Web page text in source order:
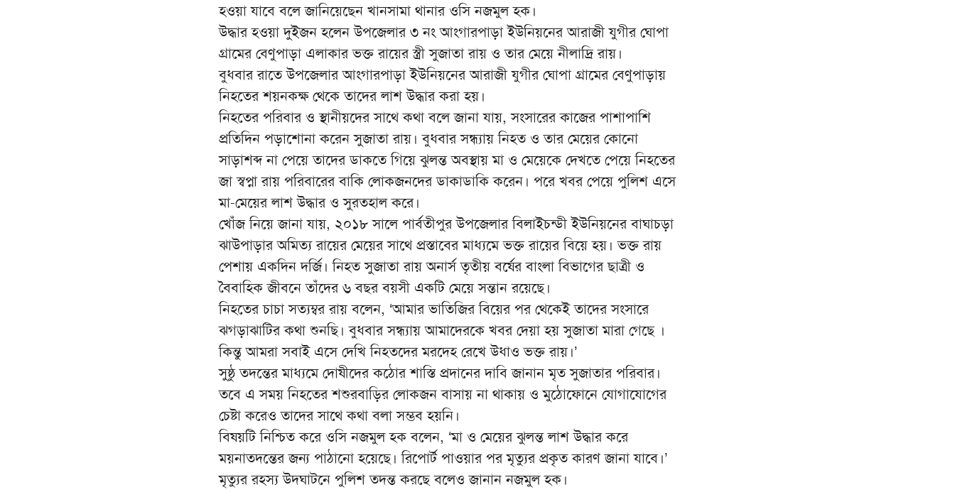
হওয়া যাবে বলে জানিয়েছেন খানসামা থানার ওসি নজমুল হক।
উদ্ধার হওয়া দুইজন হলেন উপজেলার ৩ নং আংগারপাড়া ইউনিয়নের আরাজী যুগীর ঘোপা
গ্রামের বেণুপাড়া এলাকার ভক্ত রায়ের স্ত্রী সুজাতা রায় ও তার মেয়ে নীলাদ্রি রায়।
বুধবার রাতে উপজেলার আংগারপাড়া ইউনিয়নের আরাজী যুগীর ঘোপা গ্রামের বেণুপাড়ায়
নিহতের শয়নকক্ষ থেকে তাদের লাশ উদ্ধার করা হয়।
নিহতের পরিবার ও স্থানীয়দের সাথে কথা বলে জানা যায়, সংসারের কাজের পাশাপাশি
প্রতিদিন পড়াশোনা করেন সুজাতা রায়। বুধবার সন্ধ্যায় নিহত ও তার মেয়ের কোনো
সাড়াশব্দ না পেয়ে তাদের ডাকতে গিয়ে ঝুলন্ত অবস্থায় মা ও মেয়েকে দেখতে পেয়ে নিহতের
জা স্বপ্না রায় পরিবারের বাকি লোকজনদের ডাকাডাকি করেন। পরে খবর পেয়ে পুলিশ এসে
মা-মেয়ের লাশ উদ্ধার ও সুরতহাল করে।
খোঁজ নিয়ে জানা যায়, ২০১৮ সালে পার্বতীপুর উপজেলার বিলাইচন্ডী ইউনিয়নের বাঘাচড়া
ঝাউপাড়ার অমিত্য রায়ের মেয়ের সাথে প্রস্তাবের মাধ্যমে ভক্ত রায়ের বিয়ে হয়। ভক্ত রায়
পেশায় একদিন দর্জি। নিহত সুজাতা রায় অনার্স তৃতীয় বর্ষের বাংলা বিভাগের ছাত্রী ও
বৈবাহিক জীবনে তাঁদের ৬ বছর বয়সী একটি মেয়ে সন্তান রয়েছে।
নিহতের চাচা সত্যম্বর রায় বলেন, ‘আমার ভাতিজির বিয়ের পর থেকেই তাদের সংসারে
ঝগড়াঝাটির কথা শুনছি। বুধবার সন্ধ্যায় আমাদেরকে খবর দেয়া হয় সুজাতা মারা গেছে ।
কিন্তু আমরা সবাই এসে দেখি নিহতদের মরদেহ রেখে উধাও ভক্ত রায়।’
সুষ্ঠু তদন্তের মাধ্যমে দোষীদের কঠোর শাস্তি প্রদানের দাবি জানান মৃত সুজাতার পরিবার।
তবে এ সময় নিহতের শশুরবাড়ির লোকজন বাসায় না থাকায় ও মুঠোফোনে যোগাযোগের
চেষ্টা করেও তাদের সাথে কথা বলা সম্ভব হয়নি।
বিষয়টি নিশ্চিত করে ওসি নজমুল হক বলেন, ‘মা ও মেয়ের ঝুলন্ত লাশ উদ্ধার করে
ময়নাতদন্তের জন্য পাঠানো হয়েছে। রিপোর্ট পাওয়ার পর মৃত্যুর প্রকৃত কারণ জানা যাবে।’
মৃত্যুর রহস্য উদঘাটনে পুলিশ তদন্ত করছে বলেও জানান নজমুল হক।